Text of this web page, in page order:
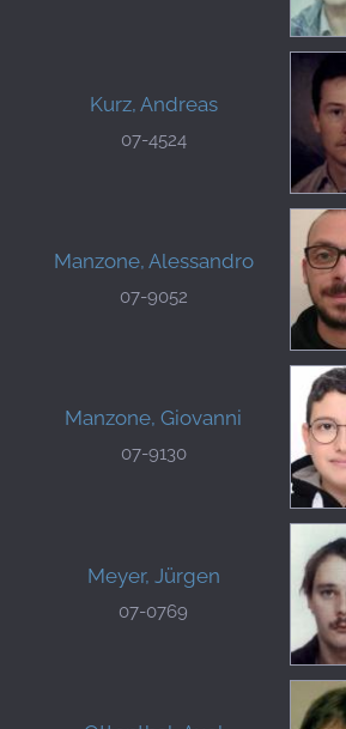
Kurz, Andreas
07-4524
Manzone, Alessandro
07-9052
Manzone, Giovanni
07-9130
Meyer, Jürgen
07-0769